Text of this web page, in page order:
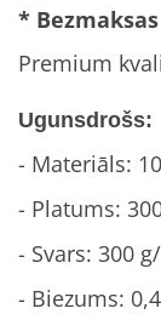
*
Premium
Ugunsdrošs:
- Materiāls:
- Platums:
- Svars: 300
- Biezums: